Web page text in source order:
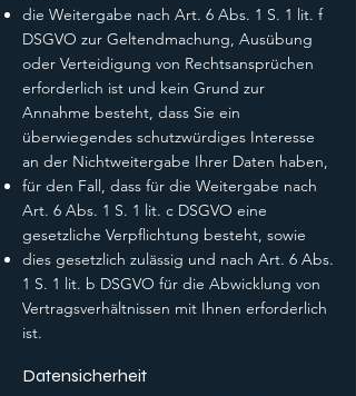
die Weitergabe nach Art. 6 Abs. 1 S. 1 lit. f
DSGVO zur Geltendmachung, Ausübung
oder Verteidigung von Rechtsansprüchen
erforderlich ist und kein Grund zur
Annahme besteht, dass Sie ein
überwiegendes schutzwürdiges Interesse
an der Nichtweitergabe Ihrer Daten haben,
für den Fall, dass für die Weitergabe nach
Art. 6 Abs. 1 S. 1 lit. c DSGVO eine
gesetzliche Verpflichtung besteht, sowie
dies gesetzlich zulässig und nach Art. 6 Abs.
1 S. 1 lit. b DSGVO für die Abwicklung von
Vertragsverhältnissen mit Ihnen erforderlich
ist.
Datensicherheit